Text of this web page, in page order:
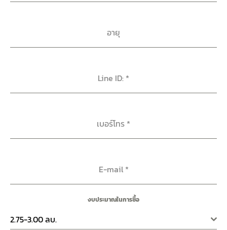
อายุ
Line ID: *
เบอร์โทร *
E-mail *
งบประมาณในการซื้อ
2.75-3.00 ลบ.